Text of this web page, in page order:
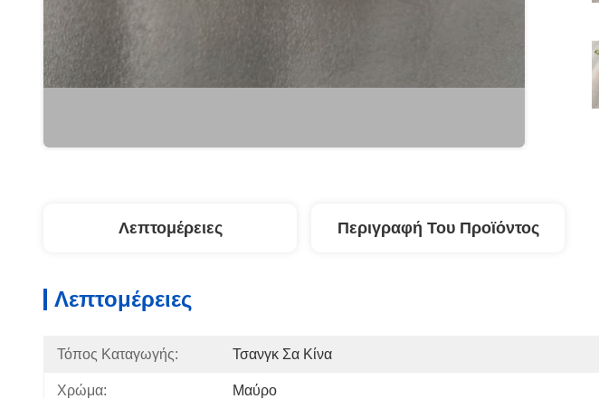
Λεπτομέρειες Περιγραφή Του Προϊόντος
Λεπτομέρειες
Τόπος Καταγωγής: Τσανγκ Σα Κίνα
Χρώμα: Μαύρο